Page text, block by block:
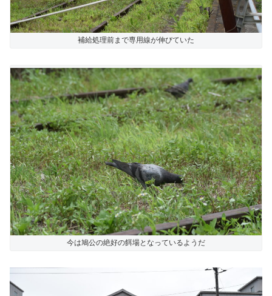
補給処理前まで専用線が伸びていた
今は鳩公の絶好の餌場となっているようだ